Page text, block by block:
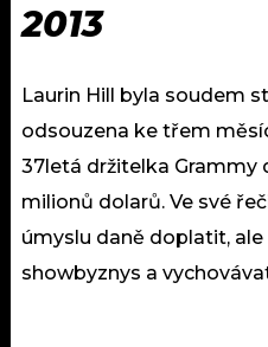
2013
Laurin Hill byla soudem
odsouzena ke třem
37letá držitelka Grammy
milionů dolarů. Ve své
úmyslu daně doplatit,
showbyznys a